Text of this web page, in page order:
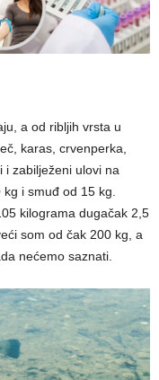
a od ribljih vrsta u
karas, crvenperka,
i zabilježeni ulovi na
i smuđ od 15 kg.
kilograma dugačak 2,5
som od čak 200 kg, a
nećemo saznati.